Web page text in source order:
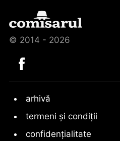
© 2014 - 2026
arhivă
termeni și condiții
confidențialitate